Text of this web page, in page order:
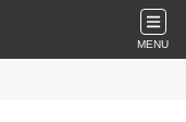
MENU